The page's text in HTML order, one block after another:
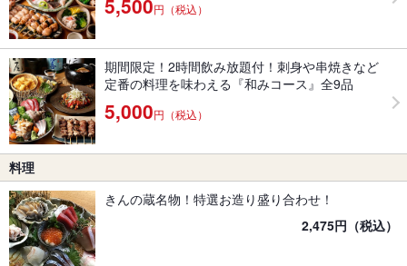
5,500円（税込）
期間限定！2時間飲み放題付！刺身や串焼きなど
定番の料理を味わえる『和みコース』全9品
5,000円（税込）
料理
きんの蔵名物！特選お造り盛り合わせ！
2,475円（税込）